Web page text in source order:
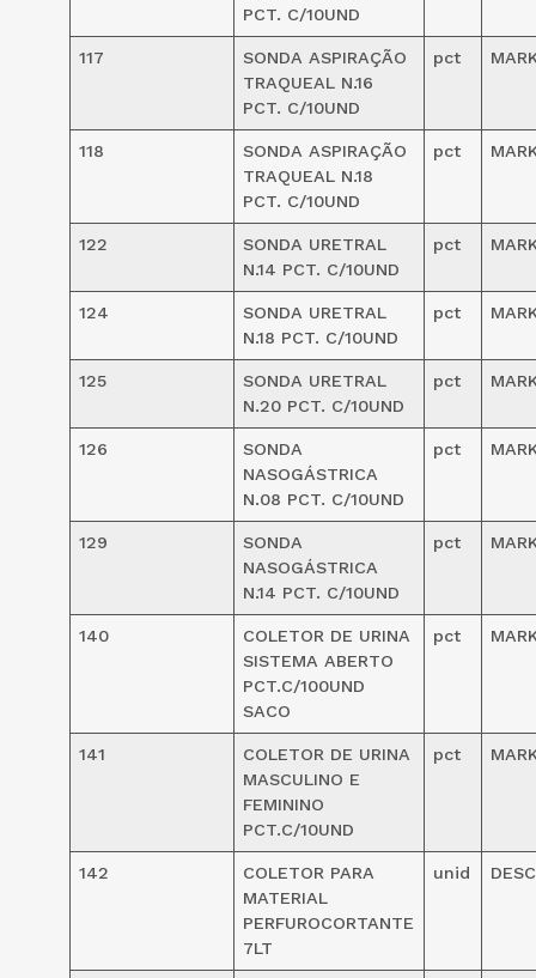
PCT. C/10UND
117
SONDA ASPIRAÇÃO
TRAQUEAL N.16
PCT. C/10UND
pct
118
SONDA ASPIRAÇÃO
TRAQUEAL N.18
PCT. C/10UND
pct
122
SONDA URETRAL
N.14 PCT. C/10UND
pct
124
SONDA URETRAL
N.18 PCT. C/10UND
pct
125
SONDA URETRAL
N.20 PCT. C/10UND
pct
126
SONDA
NASOGÁSTRICA
N.08 PCT. C/10UND
pct
129
SONDA
NASOGÁSTRICA
N.14 PCT. C/10UND
pct
140
COLETOR DE URINA
SISTEMA ABERTO
PCT.C/100UND
SACO
pct
141
COLETOR DE URINA
MASCULINO E
FEMININO
PCT.C/10UND
pct
142
COLETOR PARA
MATERIAL
PERFUROCORTANTE
7LT
unid